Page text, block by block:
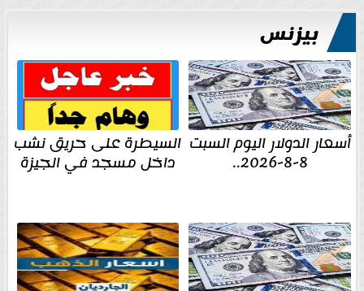
بيزنس
أسعار الدولار اليوم السبت
8-8-2026..
السيطرة على حريق نشب
داخل مسجد في الجيزة